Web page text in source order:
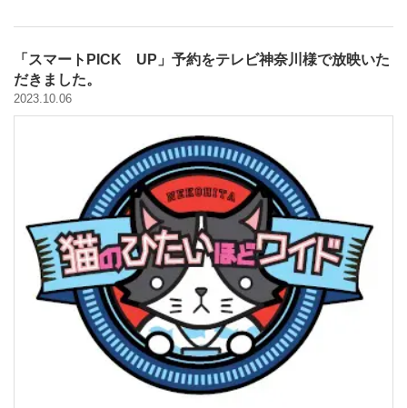
「スマートPICK UP」予約をテレビ神奈川様で放映いた
だきました。
2023.10.06